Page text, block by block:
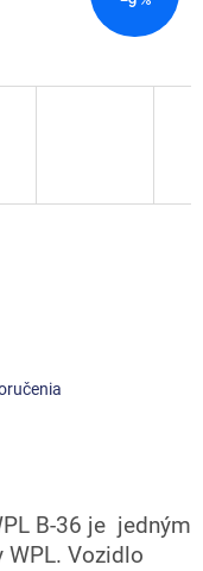
B-36 je jedným
WPL. Vozidlo